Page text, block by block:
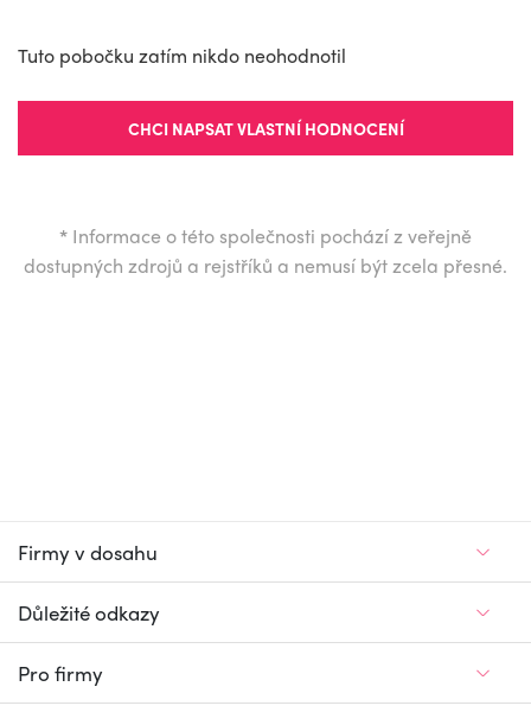
Tuto pobočku zatím nikdo neohodnotil
CHCI NAPSAT VLASTNÍ HODNOCENÍ
* Informace o této společnosti pochází z veřejně
dostupných zdrojů a rejstříků a nemusí být zcela přesné.
Firmy v dosahu
Důležité odkazy
Pro firmy